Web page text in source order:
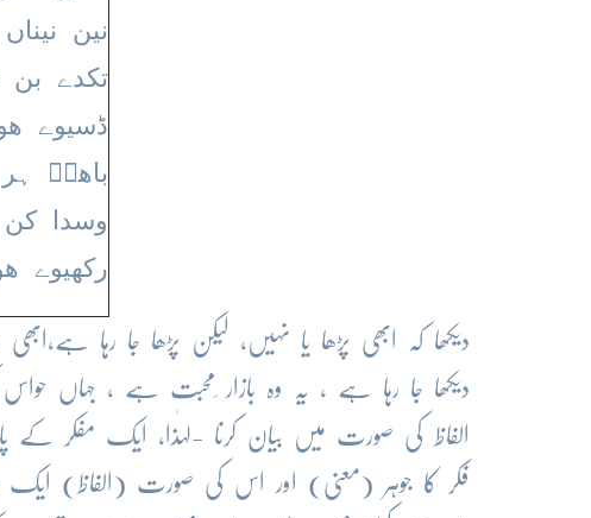
نین
تکدے بن
ڈسیوے
باھوؔ
وسدا
رکھیوے
دیکھا کہ ابھی پڑھا یا نہیں، لیکن پڑھا جا رہا
دیکھا جا رہا ہے ، یہ وہ بازار ِمحبت ہے ، جہاں
الفاظ کی صورت میں بیان کرنا -لہٰذا، ایک
فکر کا جوہر (معنی) اور اس کی صورت (الفاظ)